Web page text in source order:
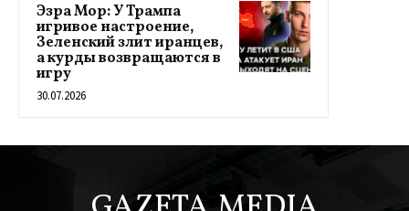
Эзра Мор: У Трампа
игривое настроение,
Зеленский злит иранцев,
а курды возвращаются в
игру
30.07.2026